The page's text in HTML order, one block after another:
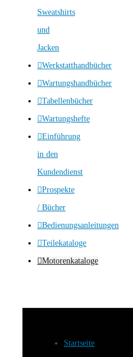
Sweatshirts
und
Jacken
Werkstatthandbücher
Wartungshandbücher
Tabellenbücher
Wartungshefte
Einführung
in den
Kundendienst
Prospekte
/ Bücher
Bedienungsanleitungen
Teilekataloge
Motorenkataloge
Startseite